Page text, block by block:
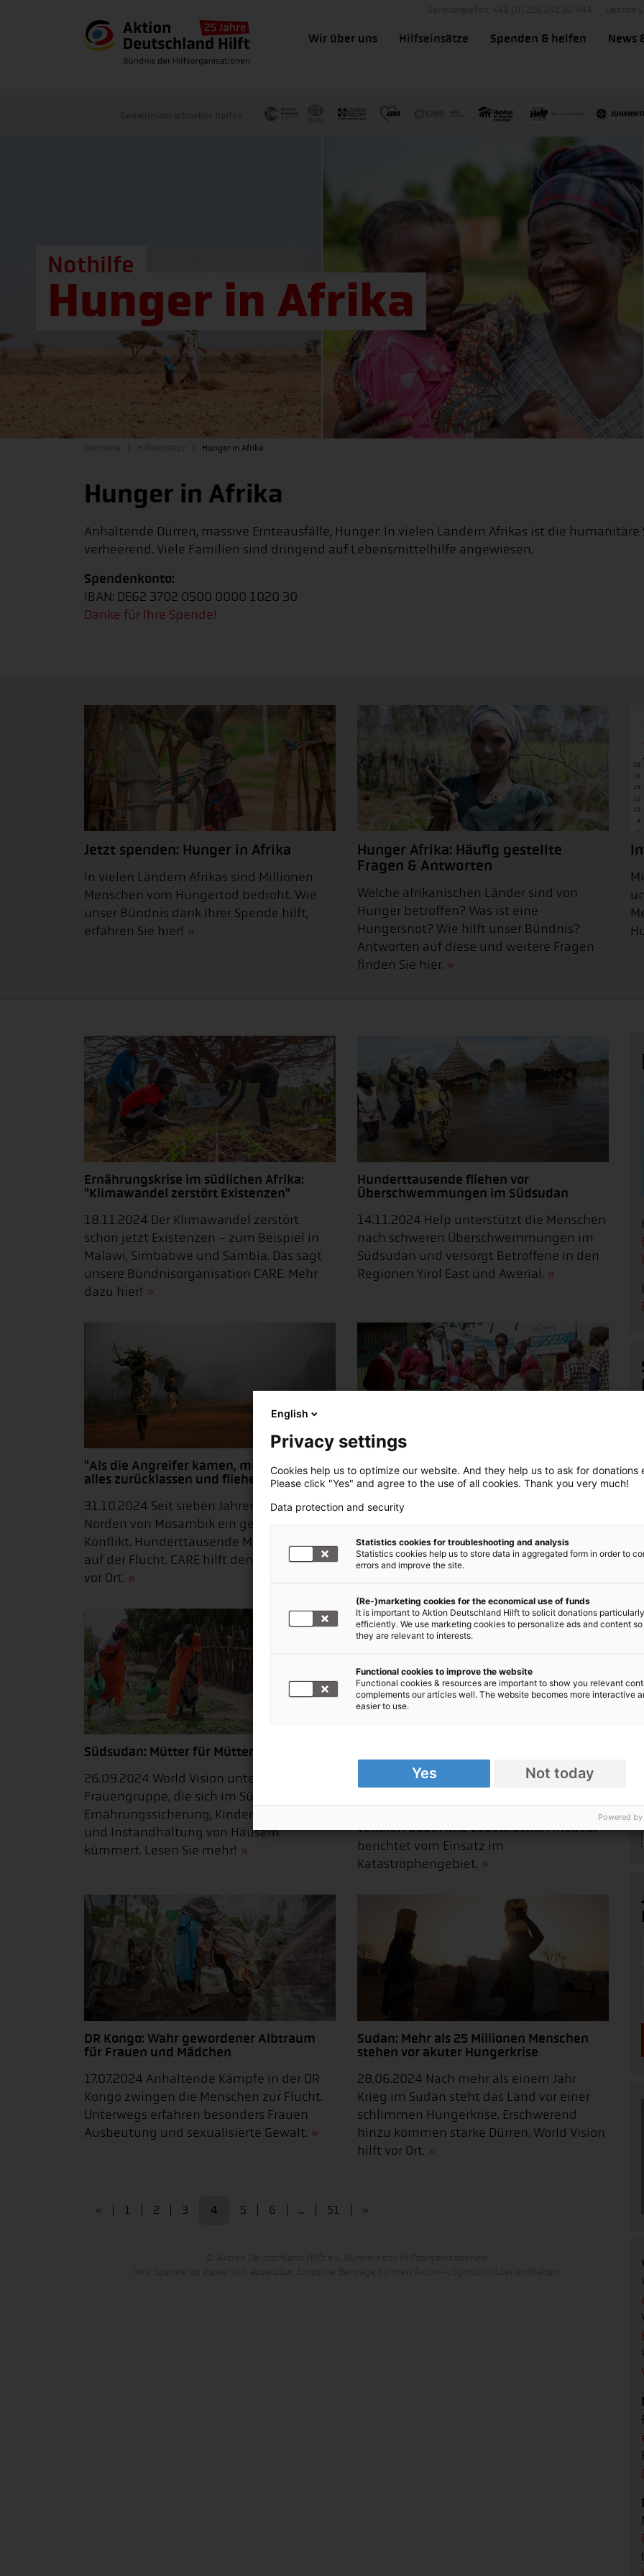
Wir über uns Hilfseinsätze Spenden & helfen News
Nothilfe
Hunger in Afrika
Hunger in Afrika
Hunger in Afrika
Anhaltende Dürren, massive Ernteausfälle, Hunger: In vielen Ländern Afrikas ist die
verheerend. Viele Familien sind dringend auf Lebensmittelhilfe angewiesen.
Spendenkonto:
IBAN: DE62 3702 0500 0000 1020 30
Danke für Ihre Spende!
Jetzt spenden: Hunger in Afrika
In vielen Ländern Afrikas sind Millionen
Menschen vom Hungertod bedroht. Wie
unser Bündnis dank Ihrer Spende hilft,
erfahren Sie hier!
Hunger Afrika: Häufig gestellte
Fragen & Antworten
Welche afrikanischen Länder sind von
Hunger betroffen? Was ist eine
Hungersnot? Wie hilft unser Bündnis?
Antworten auf diese und weitere Fragen
finden Sie hier.
Ernährungskrise im südlichen Afrika:
"Klimawandel zerstört Existenzen"
18.11.2024 Der Klimawandel zerstört
schon jetzt Existenzen - zum Beispiel in
Malawi, Simbabwe und Sambia. Das sagt
unsere Bündnisorganisation CARE. Mehr
dazu hier!
Hunderttausende fliehen vor
Überschwemmungen im Südsudan
14.11.2024 Help unterstützt die Menschen
nach schweren Überschwemmungen im
Südsudan und versorgt Betroffene in den
Regionen Yirol East und Awerial.
"Als die Angreifer kamen, mussten wir
alles zurücklassen und fliehen"
31.10.2024 Seit sieben Jahren herrscht im
Norden von Mosambik ein gewaltvoller
Konflikt. Hunderttausende Menschen sind
auf der Flucht. CARE hilft den Menschen
vor Ort.
Kenia: Den Hunger nachhaltig bekämpfen
26.09.2024 Um die Ernährung in Kenia
nachhaltig zu sichern, unterstützt die
lokale Bevölkerung auf vielfältige Weise.
Südsudan: Mütter für Mütter
26.09.2024 World Vision unterstützt eine
Frauengruppe, die sich im Südsudan um
Ernährungssicherung, Kindererziehung
und Instandhaltung von Häusern
kümmert. Lesen Sie mehr!
Tansania
26.09.2024 Im April 2024 trafen schwere
Unwetter Tansania. Fast 60 Menschen
verloren dabei ihre Leben. action medeor
berichtet vom Einsatz im
Katastrophengebiet.
DR Kongo: Wahr gewordener Albtraum
für Frauen und Mädchen
17.07.2024 Anhaltende Kämpfe in der DR
Kongo zwingen die Menschen zur Flucht.
Unterwegs erfahren besonders Frauen
Ausbeutung und sexualisierte Gewalt.
Sudan: Mehr als 25 Millionen Menschen
stehen vor akuter Hungerkrise
28.06.2024 Nach mehr als einem Jahr
Krieg im Sudan steht das Land vor einer
schlimmen Hungerkrise. Erschwerend
hinzu kommen starke Dürren. World Vision
hilft vor Ort.
« 1 2 3 4 5 6 ... 51 »
English
Privacy settings
Cookies help us to optimize our website. And they help us to ask for donations
Please click "Yes" and agree to the use of all cookies. Thank you very much!
Data protection and security
Statistics cookies for troubleshooting and analysis
Statistics cookies help us to store data in aggregated form in order to
errors and improve the site.
(Re-)marketing cookies for the economical use of funds
It is important to Aktion Deutschland Hilft to solicit donations particularly
efficiently. We use marketing cookies to personalize ads and content
they are relevant to interests.
Functional cookies to improve the website
Functional cookies & resources are important to show you relevant
complements our articles well. The website becomes more interactive
easier to use.
Yes Not today
Powered by